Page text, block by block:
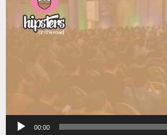
Tocador 00:00